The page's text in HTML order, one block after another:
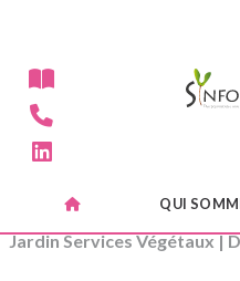
QUI
Jardin Services Végétaux|